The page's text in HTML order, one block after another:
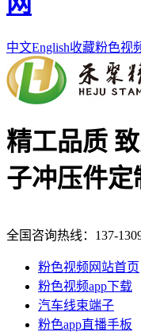
中文English收藏粉色视
精工品质
子冲压件
全国咨询热线： 137-
粉色视频网站首页
粉色视频app下载
汽车线束端子
粉色app直播手板